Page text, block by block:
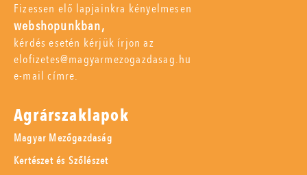
Fizessen elő lapjainkra kényelmesen
webshopunkban,
kérdés esetén kérjük írjon az
elofizetes@magyarmezogazdasag.hu
e-mail címre.
Agrárszaklapok
Magyar Mezőgazdaság
Kertészet és Szőlészet